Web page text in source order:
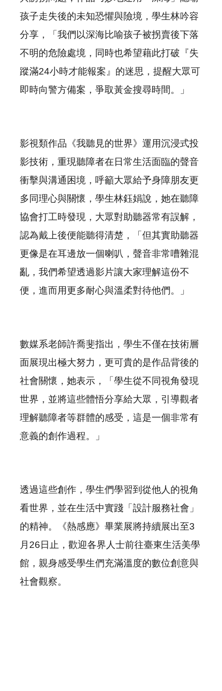
孩子走失後的未知恐懼與險境，學生林吟容
分享，「我們以深海比喻孩子被拐賣後下落
不明的危險處境，同時也希望藉此打破『失
蹤滿24小時才能報案』的迷思，提醒大眾可
即時向警方備案，爭取黃金搜尋時間。」
影視類作品《我聽見的世界》運用沉浸式投
影技術，重現聽障者在日常生活面臨的聲音
衝擊與溝通困境，呼籲大眾給予身障朋友更
多同理心與關懷，學生林鈺娟說，她在聽障
協會打工時發現，大眾對助聽器常有誤解，
認為戴上後便能聽得清楚，「但其實助聽器
更像是在耳邊放一個喇叭，聲音非常嘈雜混
亂，我們希望透過影片讓大家理解這份不
便，進而用更多耐心與溫柔對待他們。」
數媒系老師許喬斐指出，學生不僅在技術層
面展現出極大努力，更可貴的是作品背後的
社會關懷，她表示，「學生從不同視角發現
世界，並將這些體悟分享給大眾，引導觀者
理解聽障者等群體的感受，這是一個非常有
意義的創作過程。」
透過這些創作，學生們學習到從他人的視角
看世界，並在生活中實踐「設計服務社會」
的精神。《熱感應》畢業展將持續展出至3
月26日止，歡迎各界人士前往臺東生活美學
館，親身感受學生們充滿溫度的數位創意與
社會觀察。